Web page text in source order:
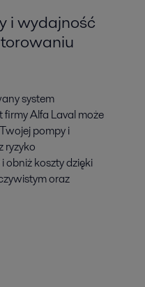
i wydajność
system
Alfa Laval może
pompy i
ryzyko
koszty dzięki
oraz